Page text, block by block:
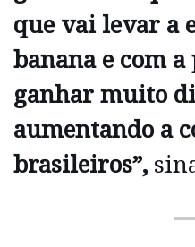
que vai levar a
banana e com
ganhar muito
aumentando a
brasileiros”,